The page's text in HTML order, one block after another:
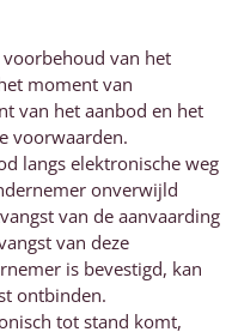
van het
moment van
van het aanbod en het
voorwaarden.
langs elektronische weg
onverwijld
van de aanvaarding
van deze
is bevestigd, kan
ontbinden.
tot stand komt,